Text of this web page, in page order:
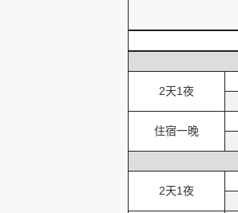
2天1夜
住宿一晚
2天1夜